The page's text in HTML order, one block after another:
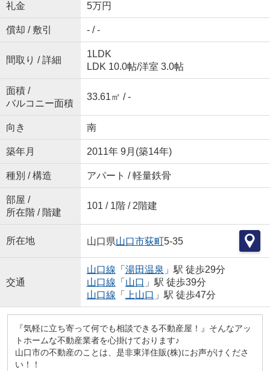
礼金 5万円
償却 / 敷引 - / -
間取り / 詳細
1LDK
LDK 10.0帖/洋室 3.0帖
面積 /
バルコニー面積
33.61㎡ / -
向き 南
築年月 2011年 9月(築14年)
種別 / 構造 アパート / 軽量鉄骨
部屋 /
所在階 / 階建
101 / 1階 / 2階建
所在地 山口県山口市荻町5-35
交通
山口線 「 湯田温泉 」駅 徒歩29分
山口線 「 山口 」駅 徒歩39分
山口線 「 上山口 」駅 徒歩47分
『気軽に立ち寄って何でも相談できる不動産屋！』そんなアッ
トホームな不動産業者を心掛けております♪
山口市の不動産のことは、是非東洋住販(株)にお声がけくださ
い！！